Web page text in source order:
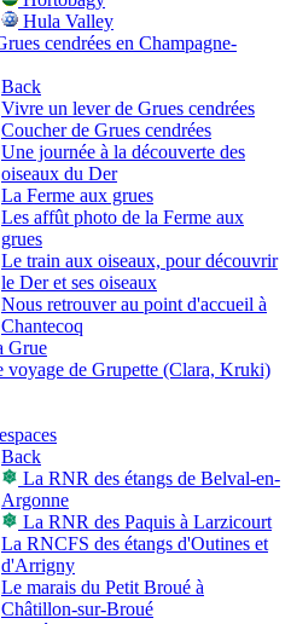
Hula Valley
cendrées en Champagne-
Back
Vivre un lever de Grues cendrées
Coucher de Grues cendrées
Une journée à la découverte des
oiseaux du Der
La Ferme aux grues
Les affût photo de la Ferme aux
grues
Le train aux oiseaux, pour découvrir
le Der et ses oiseaux
Nous retrouver au point d'accueil à
Chantecoq
Grue
voyage de Grupette (Clara, Kruki)
Back
La RNR des étangs de Belval-en-
Argonne
La RNR des Paquis à Larzicourt
La RNCFS des étangs d'Outines et
d'Arrigny
Le marais du Petit Broué à
Châtillon-sur-Broué